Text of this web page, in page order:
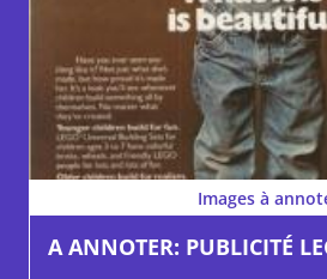
Images à
A ANNOTER: PUBLICITÉ